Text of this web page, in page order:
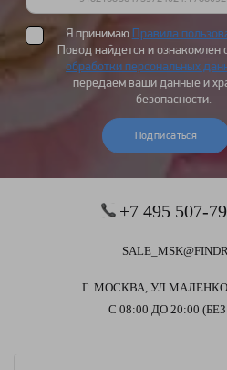
Я принимаю Правила
Повод найдется и ознакомлен
обработки персональных
передаем ваши данные и
безопасности.
Подписаться
+7 495 507-
Г. МОСКВА,
С 08:00 ДО 20:00